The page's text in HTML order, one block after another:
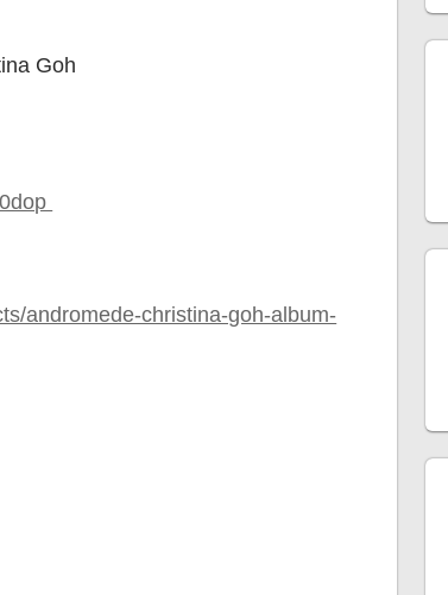
Goh
andromede-christina-goh-album-